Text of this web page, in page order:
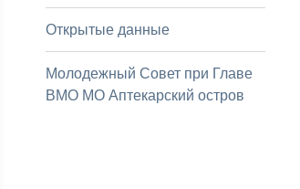
Открытые данные
Молодежный Совет при Главе
ВМО МО Аптекарский остров